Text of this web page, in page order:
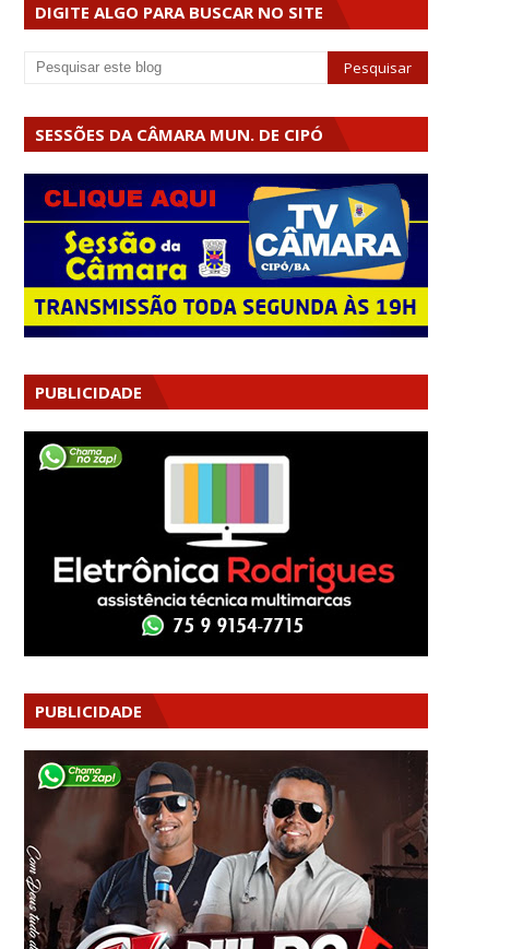
DIGITE ALGO PARA BUSCAR NO SITE
SESSÕES DA CÂMARA MUN. DE CIPÓ
PUBLICIDADE
PUBLICIDADE